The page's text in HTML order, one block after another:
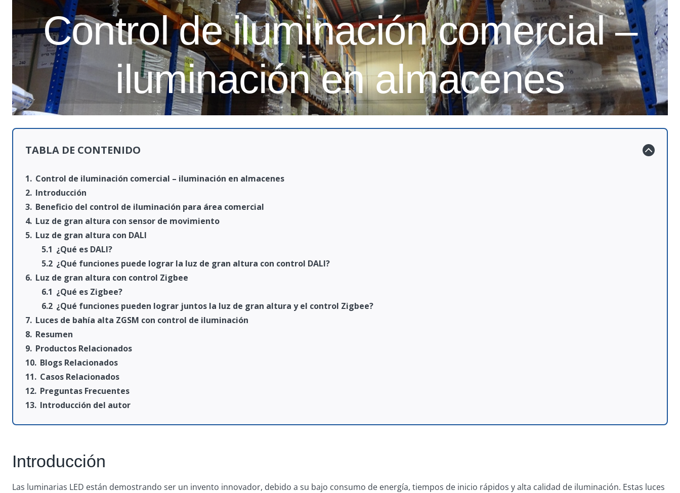
Control de iluminación comercial –
iluminación en almacenes
TABLA DE CONTENIDO
Control de iluminación comercial – iluminación en almacenes
Introducción
Beneficio del control de iluminación para área comercial
Luz de gran altura con sensor de movimiento
Luz de gran altura con DALI
¿Qué es DALI?
¿Qué funciones puede lograr la luz de gran altura con control DALI?
Luz de gran altura con control Zigbee
¿Qué es Zigbee?
¿Qué funciones pueden lograr juntos la luz de gran altura y el control Zigbee?
Luces de bahía alta ZGSM con control de iluminación
Resumen
Productos Relacionados
Blogs Relacionados
Casos Relacionados
Preguntas Frecuentes
Introducción del autor
Introducción
Las luminarias LED están demostrando ser un invento innovador, debido a su bajo consumo de energía, tiempos de inicio rápidos y alta calidad de iluminación. Estas luces